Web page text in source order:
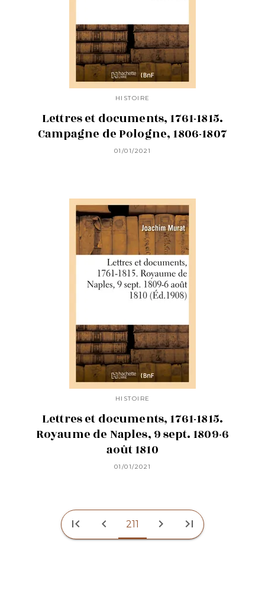
HISTOIRE
Lettres et documents, 1761-1815.
Campagne de Pologne, 1806-1807
01/01/2021
HISTOIRE
Lettres et documents, 1761-1815.
Royaume de Naples, 9 sept. 1809-6
août 1810
01/01/2021
first_page chevron_left 211 chevron_right last_page